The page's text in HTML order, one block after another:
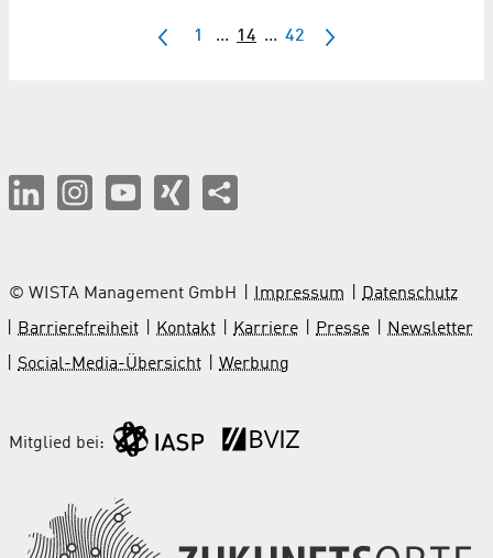
1 ... 14 ... 42
© WISTA Management GmbH Impressum
Datenschutz
Barrierefreiheit
Kontakt Karriere Presse
Newsletter
Social-Media-Übersicht
Werbung
Mitglied bei: